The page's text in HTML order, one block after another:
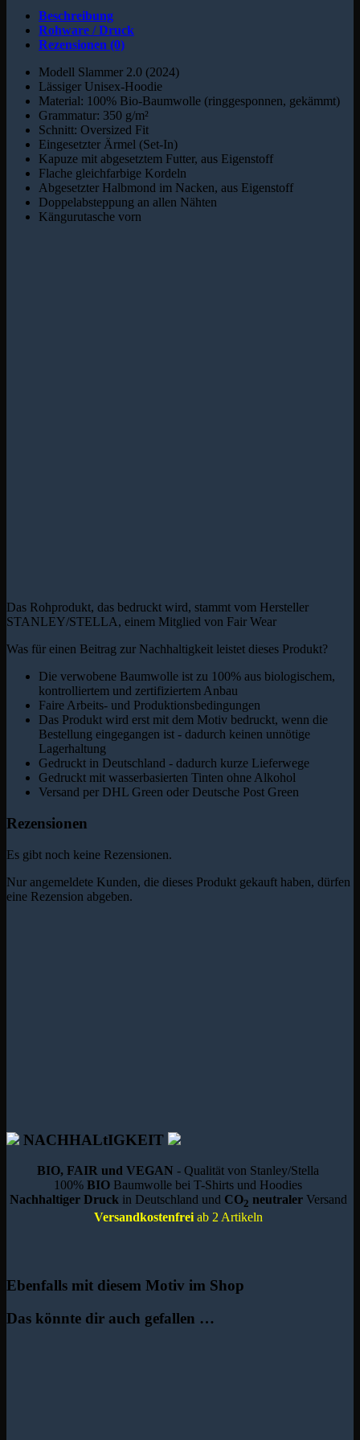
Beschreibung
Rohware / Druck
Rezensionen (0)
Modell Slammer 2.0 (2024)
Lässiger Unisex-Hoodie
Material: 100% Bio-Baumwolle (ringgesponnen, gekämmt)
Grammatur: 350 g/m²
Schnitt: Oversized Fit
Eingesetzter Ärmel (Set-In)
Kapuze mit abgesetztem Futter, aus Eigenstoff
Flache gleichfarbige Kordeln
Abgesetzter Halbmond im Nacken, aus Eigenstoff
Doppelabsteppung an allen Nähten
Kängurutasche vorn
Das Rohprodukt, das bedruckt wird, stammt vom Hersteller
STANLEY/STELLA, einem Mitglied von Fair Wear
Was für einen Beitrag zur Nachhaltigkeit leistet dieses Produkt?
Die verwobene Baumwolle ist zu 100% aus biologischem,
kontrolliertem und zertifiziertem Anbau
Faire Arbeits- und Produktionsbedingungen
Das Produkt wird erst mit dem Motiv bedruckt, wenn die
Bestellung eingegangen ist - dadurch keinen unnötige
Lagerhaltung
Gedruckt in Deutschland - dadurch kurze Lieferwege
Gedruckt mit wasserbasierten Tinten ohne Alkohol
Versand per DHL Green oder Deutsche Post Green
Rezensionen
Es gibt noch keine Rezensionen.
Nur angemeldete Kunden, die dieses Produkt gekauft haben, dürfen
eine Rezension abgeben.
NACHHALtIGKEIT
BIO, FAIR und VEGAN - Qualität von Stanley/Stella
100%BIO Baumwolle bei T-Shirts und Hoodies
Nachhaltiger Druck in Deutschland und CO2 neutraler Versand
Versandkostenfreiab 2 Artikeln
Ebenfalls mit diesem Motiv im Shop
Das könnte dir auch gefallen …